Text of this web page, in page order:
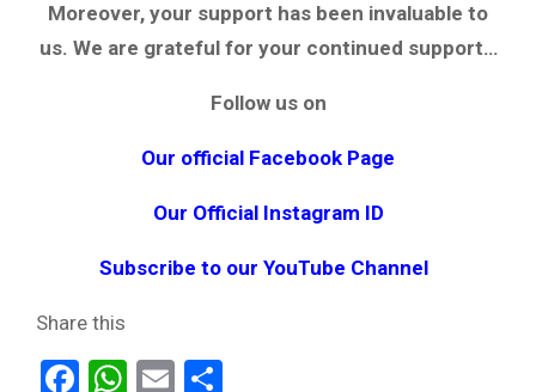
Moreover, your support has been invaluable to
us. We are grateful for your continued support…
Follow us on
Our official Facebook Page
Our Official Instagram ID
Subscribe to our YouTube Channel
Share this
Facebook
WhatsApp
Email